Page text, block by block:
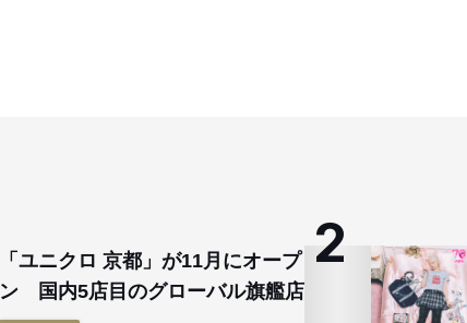
「ユニクロ 京都」が11月にオープ
ン 国内5店目のグローバル旗艦店